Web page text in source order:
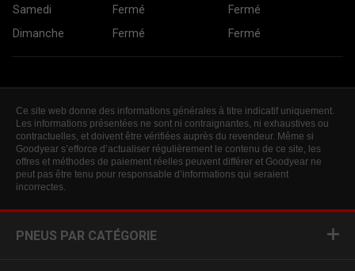
Samedi
Fermé
Fermé
Dimanche
Fermé Fermé
Ce site web donne des informations générales à titre indicatif uniquement.
Les informations présentées ne sont ni contraignantes, ni exhaustives ou
contractuelles, et doivent être vérifiées auprès du revendeur. Même si
Goodyear s’efforce d’actualiser régulièrement le contenu de ce site, les
offres et méthodes de paiement réelles peuvent différer et Goodyear ne
peut pas être tenu pour responsable d’informations qui seraient
incorrectes.
PNEUS PAR CATÉGORIE